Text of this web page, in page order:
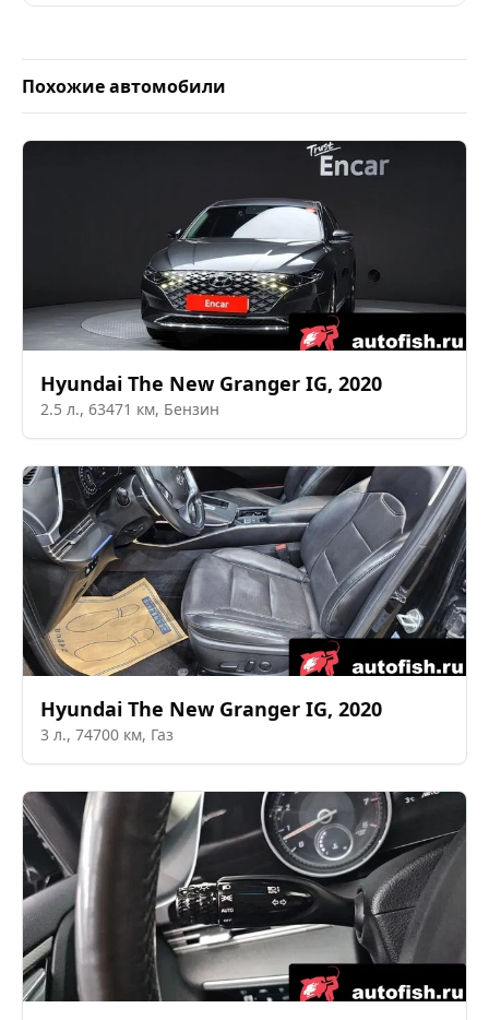
Похожие автомобили
Hyundai The New Granger IG, 2020
2.5 л., 63471 км, Бензин
Hyundai The New Granger IG, 2020
3 л., 74700 км, Газ